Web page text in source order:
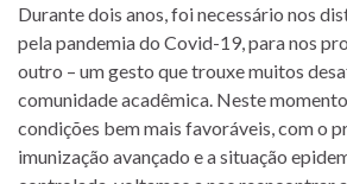
Durante dois anos, foi necessário nos
pela pandemia do Covid-19, para nos
outro – um gesto que trouxe muitos
comunidade acadêmica. Neste
condições bem mais favoráveis, com o
imunização avançado e a situação